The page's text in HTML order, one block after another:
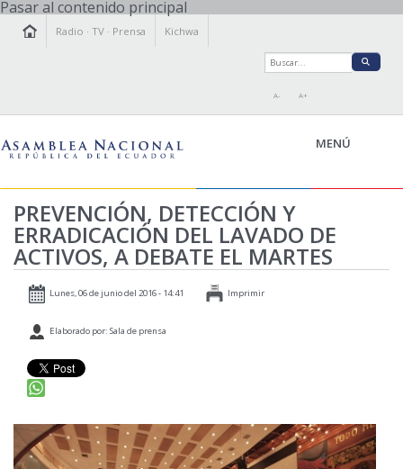
Pasar al contenido principal
Radio ·TV · Prensa Kichwa
A- A+
MENÚ
LA ASAMBLEA
LEGISLAMOS
FISCALIZAMOS
PRENSA
PARTICIPACIÓN
RELACIONES INTERNACIONALES
AGENDA
PREVENCIÓN, DETECCIÓN Y
ERRADICACIÓN DEL LAVADO DE
ACTIVOS, A DEBATE EL MARTES
Lunes, 06 de junio del 2016 - 14:41 Imprimir
Elaborado por: Sala de prensa